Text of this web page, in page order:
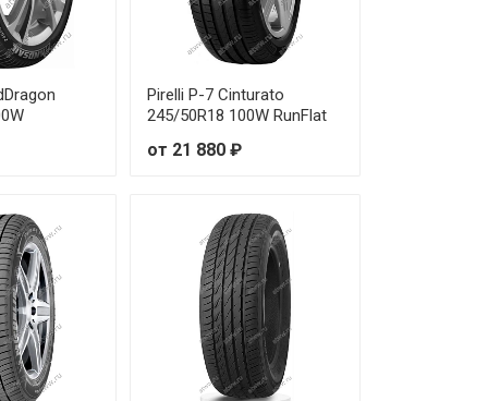
₽
₽
₽
₽
₽
₽
Pirelli P-7 Cinturato
245/50R18 100W RunFlat
от 21 880 ₽